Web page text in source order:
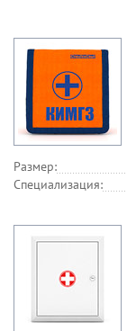
Размер:
Специализация: